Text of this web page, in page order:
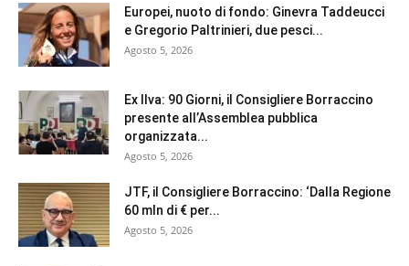
Europei, nuoto di fondo: Ginevra Taddeucci
e Gregorio Paltrinieri, due pesci...
Agosto 5, 2026
Ex Ilva: 90 Giorni, il Consigliere Borraccino
presente all’Assemblea pubblica
organizzata...
Agosto 5, 2026
JTF, il Consigliere Borraccino: ‘Dalla Regione
60 mln di € per...
Agosto 5, 2026